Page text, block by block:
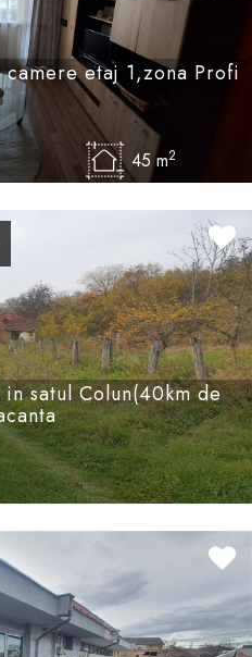
etaj 1,zona Profi
45 m2
satul Colun(40km de